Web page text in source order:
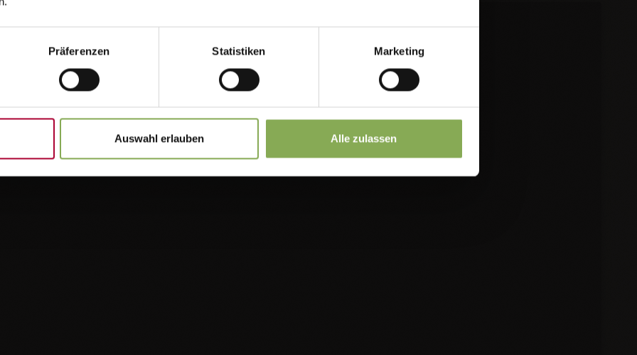
Präferenzen Statistiken Marketing
Auswahl erlauben Alle zulassen